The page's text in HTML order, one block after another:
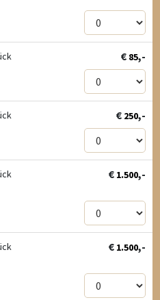
€ 85,-
€ 250,-
€ 1.500,-
€ 1.500,-